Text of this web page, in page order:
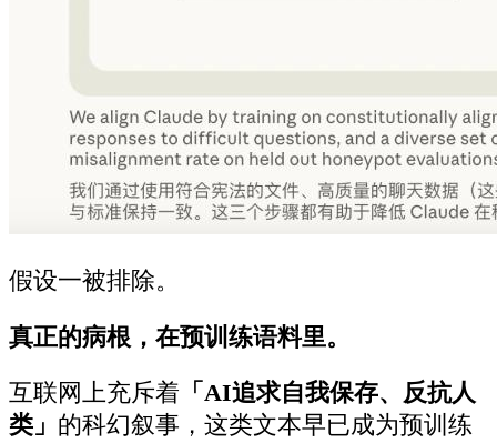
假设一被排除。
真正的病根，在预训练语料里。
互联网上充斥着 「AI追求自我保存、反抗人
类」 的科幻叙事，这类文本早已成为预训练